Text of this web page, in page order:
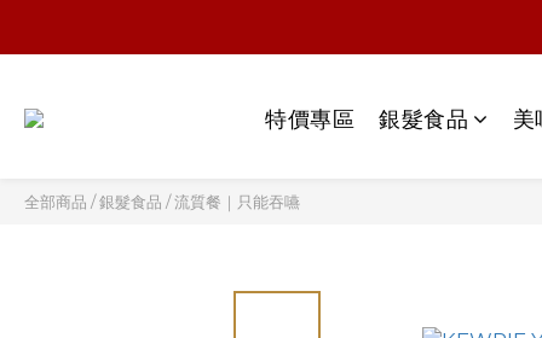
特價專區 銀髮食品 美
全部商品 /銀髮食品 /流質餐｜只能吞嚥